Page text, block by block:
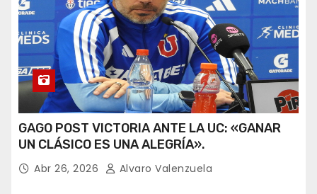
GAGO POST VICTORIA ANTE LA UC: «GANAR
UN CLÁSICO ES UNA ALEGRÍA».
Abr 26, 2026 Alvaro Valenzuela